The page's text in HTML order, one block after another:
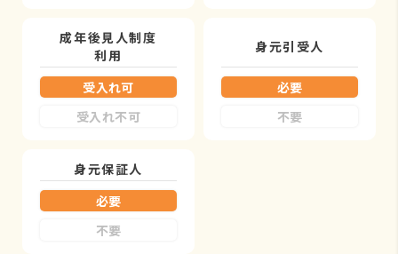
成年後見人制度
利用
受入れ可
受入れ不可
身元引受人
必要
不要
身元保証人
必要
不要